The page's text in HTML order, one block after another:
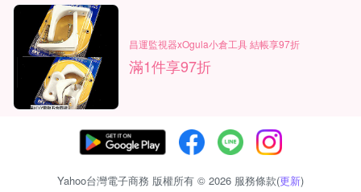
昌運監視器xOgula小倉工具 結帳享97折
滿1件享97折
Yahoo台灣電子商務 版權所有 © 2026 服務條款(更新)